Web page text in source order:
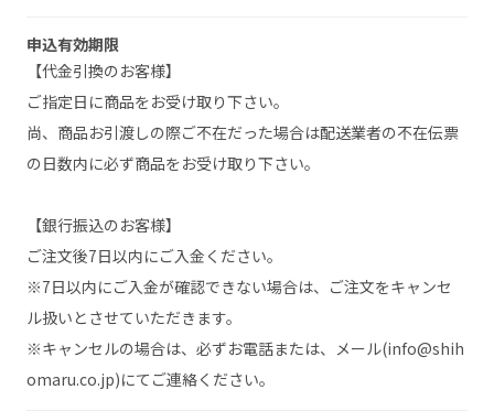
申込有効期限
【代金引換のお客様】
ご指定日に商品をお受け取り下さい。
尚、商品お引渡しの際ご不在だった場合は配送業者の不在伝票
の日数内に必ず商品をお受け取り下さい。
【銀行振込のお客様】
ご注文後7日以内にご入金ください。
※7日以内にご入金が確認できない場合は、ご注文をキャンセ
ル扱いとさせていただきます。
※キャンセルの場合は、必ずお電話または、メール(info@shih
omaru.co.jp)にてご連絡ください。